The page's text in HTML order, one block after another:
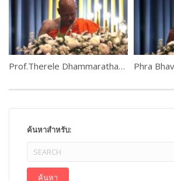
Prof.Therele Dhammarathana, Sri Lanka
ค้นหาสำหรับ: